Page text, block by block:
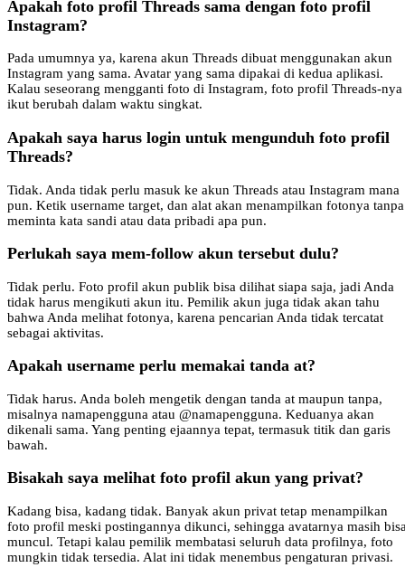
Apakah foto profil Threads sama dengan foto profil
Instagram?
Pada umumnya ya, karena akun Threads dibuat menggunakan akun
Instagram yang sama. Avatar yang sama dipakai di kedua aplikasi.
Kalau seseorang mengganti foto di Instagram, foto profil Threads-nya
ikut berubah dalam waktu singkat.
Apakah saya harus login untuk mengunduh foto profil
Threads?
Tidak. Anda tidak perlu masuk ke akun Threads atau Instagram mana
pun. Ketik username target, dan alat akan menampilkan fotonya tanpa
meminta kata sandi atau data pribadi apa pun.
Perlukah saya mem-follow akun tersebut dulu?
Tidak perlu. Foto profil akun publik bisa dilihat siapa saja, jadi Anda
tidak harus mengikuti akun itu. Pemilik akun juga tidak akan tahu
bahwa Anda melihat fotonya, karena pencarian Anda tidak tercatat
sebagai aktivitas.
Apakah username perlu memakai tanda at?
Tidak harus. Anda boleh mengetik dengan tanda at maupun tanpa,
misalnya namapengguna atau @namapengguna. Keduanya akan
dikenali sama. Yang penting ejaannya tepat, termasuk titik dan garis
bawah.
Bisakah saya melihat foto profil akun yang privat?
Kadang bisa, kadang tidak. Banyak akun privat tetap menampilkan
foto profil meski postingannya dikunci, sehingga avatarnya masih
muncul. Tetapi kalau pemilik membatasi seluruh data profilnya, foto
mungkin tidak tersedia. Alat ini tidak menembus pengaturan privasi.